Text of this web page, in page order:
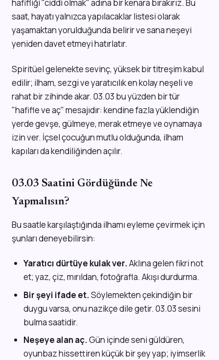
hafifliği "ciddi olmak" adına bir kenara bırakırız. Bu
saat, hayatı yalnızca yapılacaklar listesi olarak
yaşamaktan yorulduğunda belirir ve sana neşeyi
yeniden davet etmeyi hatırlatır.
Spiritüel gelenekte sevinç, yüksek bir titreşim kabul
edilir; ilham, sezgi ve yaratıcılık en kolay neşeli ve
rahat bir zihinde akar. 03.03 bu yüzden bir tür
"hafifle ve aç" mesajıdır: kendine fazla yüklendiğin
yerde gevşe, gülmeye, merak etmeye ve oynamaya
izin ver. İçsel çocuğun mutlu olduğunda, ilham
kapıları da kendiliğinden açılır.
03.03 Saatini Gördüğünde Ne
Yapmalısın?
Bu saatle karşılaştığında ilhamı eyleme çevirmek için
şunları deneyebilirsin:
Yaratıcı dürtüye kulak ver.Aklına gelen fikri not
et; yaz, çiz, mırıldan, fotoğrafla. Akışı durdurma.
Bir şeyi ifade et.Söylemekten çekindiğin bir
duygu varsa, onu nazikçe dile getir. 03.03 sesini
bulma saatidir.
Neşeye alan aç.Gün içinde seni güldüren,
oyunbaz hissettiren küçük bir şey yap; iyimserlik